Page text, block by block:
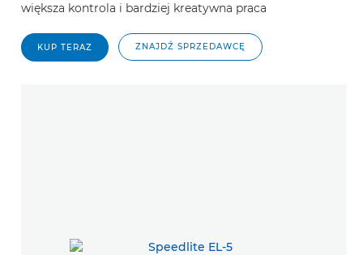
większa kontrola i bardziej kreatywna praca
KUP TERAZ ZNAJDŹ SPRZEDAWCĘ